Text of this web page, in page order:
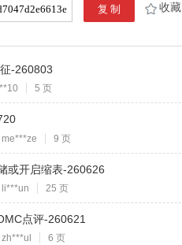
收藏
-260803
5 页
9 页
或开启缩表-260626
li***un 25 页
点评-260621
6 页